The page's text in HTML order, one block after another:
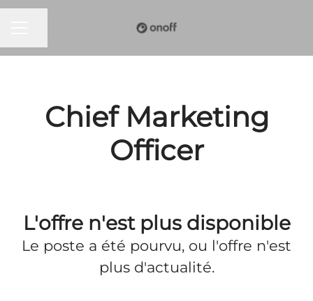
Chief Marketing
Officer
L'offre n'est plus disponible
Le poste a été pourvu, ou l'offre n'est
plus d'actualité.